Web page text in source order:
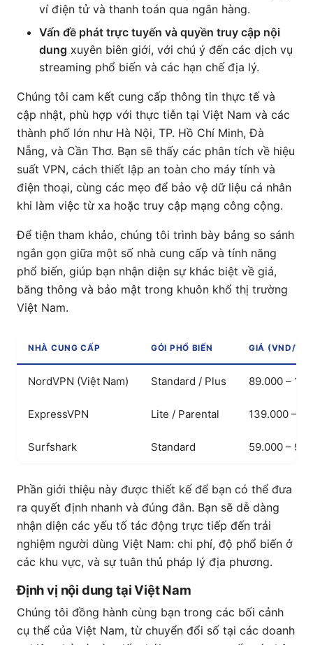
ví điện tử và thanh toán qua ngân hàng.
Vấn đề phát trực tuyến và quyền truy cập nội
dung xuyên biên giới, với chú ý đến các dịch vụ
streaming phổ biến và các hạn chế địa lý.
Chúng tôi cam kết cung cấp thông tin thực tế và
cập nhật, phù hợp với thực tiễn tại Việt Nam và các
thành phố lớn như Hà Nội, TP. Hồ Chí Minh, Đà
Nẵng, và Cần Thơ. Bạn sẽ thấy các phân tích về hiệu
suất VPN, cách thiết lập an toàn cho máy tính và
điện thoại, cùng các mẹo để bảo vệ dữ liệu cá nhân
khi làm việc từ xa hoặc truy cập mạng công cộng.
Để tiện tham khảo, chúng tôi trình bày bảng so sánh
ngắn gọn giữa một số nhà cung cấp và tính năng
phổ biến, giúp bạn nhận diện sự khác biệt về giá,
băng thông và bảo mật trong khuôn khổ thị trường
Việt Nam.
NHÀ CUNG CẤP GÓI PHỔ BIẾN GIÁ (VND/
NordVPN (Việt Nam) Standard / Plus 89.000 –
ExpressVPN Lite / Parental 139.000 –
Surfshark Standard 59.000 –
Phần giới thiệu này được thiết kế để bạn có thể đưa
ra quyết định nhanh và đúng đắn. Bạn sẽ dễ dàng
nhận diện các yếu tố tác động trực tiếp đến trải
nghiệm người dùng Việt Nam: chi phí, độ phổ biến ở
các khu vực, và sự tuân thủ pháp lý địa phương.
Định vị nội dung tại Việt Nam
Chúng tôi đồng hành cùng bạn trong các bối cảnh
cụ thể của Việt Nam, từ chuyển đổi số tại các doanh